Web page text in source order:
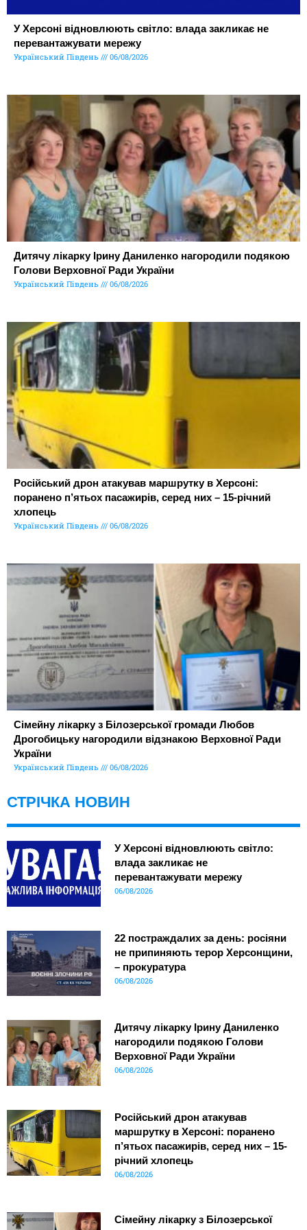
У Херсоні відновлюють світло: влада закликає не
перевантажувати мережу
Український Південь 06/08/2026
Дитячу лікарку Ірину Даниленко нагородили подякою
Голови Верховної Ради України
Український Південь 06/08/2026
Російський дрон атакував маршрутку в Херсоні:
поранено п’ятьох пасажирів, серед них – 15-річний
хлопець
Український Південь 06/08/2026
Сімейну лікарку з Білозерської громади Любов
Дрогобицьку нагородили відзнакою Верховної Ради
України
Український Південь 06/08/2026
СТРІЧКА НОВИН
У Херсоні відновлюють світло:
влада закликає не
перевантажувати мережу
06/08/2026
22 постраждалих за день: росіяни
не припиняють терор Херсонщини,
– прокуратура
06/08/2026
Дитячу лікарку Ірину Даниленко
нагородили подякою Голови
Верховної Ради України
06/08/2026
Російський дрон атакував
маршрутку в Херсоні: поранено
п’ятьох пасажирів, серед них – 15-
річний хлопець
06/08/2026
Сімейну лікарку з Білозерської